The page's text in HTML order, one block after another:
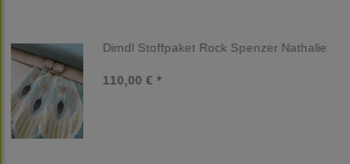
Dirndl Stoffpaket Rock Spenzer Nathalie
110,00 € *